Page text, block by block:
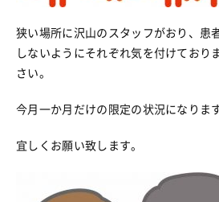
狭い場所に沢山のスタッフがおり、患
しないようにそれぞれ気を付けており
さい。
今月一か月だけの限定の状況になりま
宜しくお願い致します。